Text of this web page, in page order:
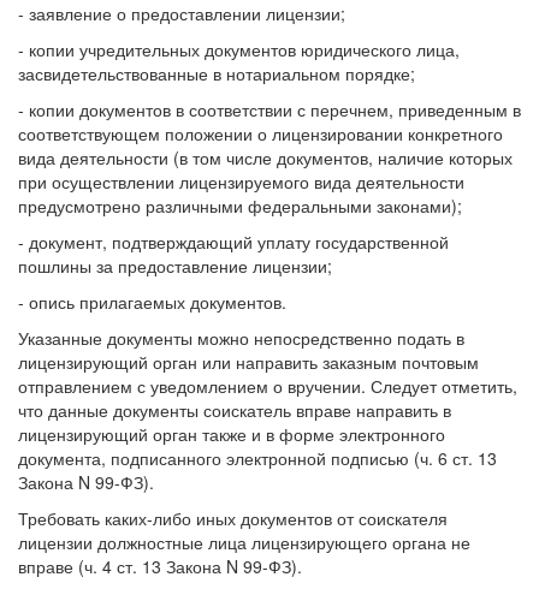
- заявление о предоставлении лицензии;
- копии учредительных документов юридического лица,
засвидетельствованные в нотариальном порядке;
- копии документов в соответствии с перечнем, приведенным в
соответствующем положении о лицензировании конкретного
вида деятельности (в том числе документов, наличие которых
при осуществлении лицензируемого вида деятельности
предусмотрено различными федеральными законами);
- документ, подтверждающий уплату государственной
пошлины за предоставление лицензии;
- опись прилагаемых документов.
Указанные документы можно непосредственно подать в
лицензирующий орган или направить заказным почтовым
отправлением с уведомлением о вручении. Следует отметить,
что данные документы соискатель вправе направить в
лицензирующий орган также и в форме электронного
документа, подписанного электронной подписью (ч. 6 ст. 13
Закона N 99-ФЗ).
Требовать каких-либо иных документов от соискателя
лицензии должностные лица лицензирующего органа не
вправе (ч. 4 ст. 13 Закона N 99-ФЗ).